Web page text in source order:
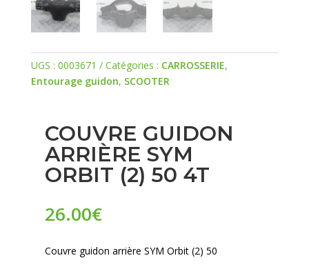
UGS : 0003671 Catégories : CARROSSERIE,
Entourage guidon, SCOOTER
COUVRE GUIDON
ARRIÈRE SYM
ORBIT (2) 50 4T
26.00€
Couvre guidon arrière SYM Orbit (2) 50